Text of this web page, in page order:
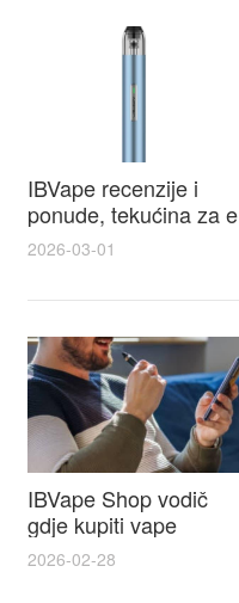
IBVape recenzije i
ponude, tekućina za e
cigarete koju vrijedi
popuste
2026-03-01
IBVape Shop vodič
gdje kupiti vape
naysh, recenzije,
popusti i savjeti za
2026-02-28